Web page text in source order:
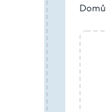
Domů